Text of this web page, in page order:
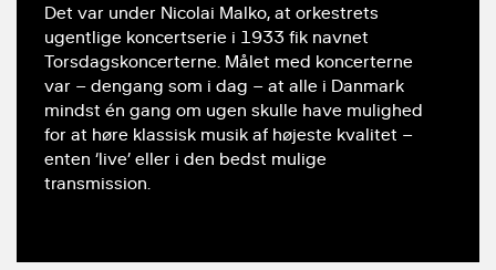
Det var under Nicolai Malko, at orkestrets
ugentlige koncertserie i 1933 fik navnet
Torsdagskoncerterne. Målet med koncerterne
var – dengang som i dag – at alle i Danmark
mindst én gang om ugen skulle have mulighed
for at høre klassisk musik af højeste kvalitet –
enten ‘live’ eller i den bedst mulige
transmission.